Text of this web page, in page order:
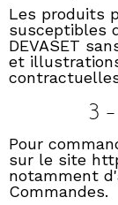
Les produits
susceptibles
DEVASET
et
3 -
Pour
sur le site
notamment
Commandes.